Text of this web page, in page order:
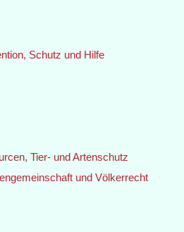
Schutz und Hilfe
Tier- und Artenschutz
und Völkerrecht